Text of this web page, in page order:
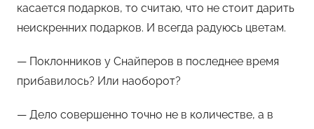
касается подарков, то считаю, что не стоит дарить
неискренних подарков. И всегда радуюсь цветам.
— Поклонников у Снайперов в последнее время
прибавилось? Или наоборот?
— Дело совершенно точно не в количестве, а в